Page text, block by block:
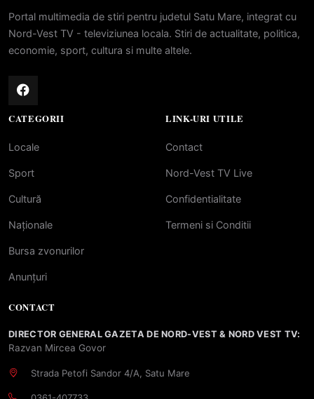
Portal multimedia de stiri pentru judetul Satu Mare, integrat cu
Nord-Vest TV - televiziunea locala. Stiri de actualitate, politica,
economie, sport, cultura si multe altele.
CATEGORII
Locale
Sport
Cultură
Naționale
Bursa zvonurilor
Anunțuri
LINK-URI UTILE
Contact
Nord-Vest TV Live
Confidentialitate
Termeni si Conditii
CONTACT
DIRECTOR GENERAL GAZETA DE NORD-VEST & NORD VEST TV:
Razvan Mircea Govor
Strada Petofi Sandor 4/A, Satu Mare